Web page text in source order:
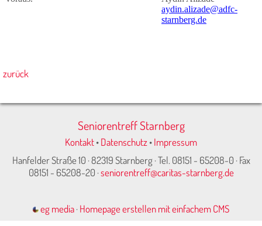
aydin.alizade@adfc-
starnberg.de
zurück
Seniorentreff Starnberg
Kontakt•Datenschutz•Impressum
Hanfelder Straße 10 · 82319 Starnberg · Tel. 08151 - 65208-0 · Fax
08151 - 65208-20 ·seniorentreff@caritas-starnberg.de
eg media·Homepage erstellen mit einfachem CMS